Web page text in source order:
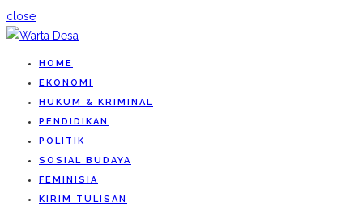
close
HOME
EKONOMI
HUKUM & KRIMINAL
PENDIDIKAN
POLITIK
SOSIAL BUDAYA
FEMINISIA
KIRIM TULISAN